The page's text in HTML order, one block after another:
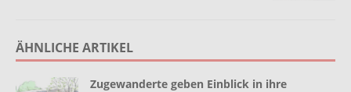
ÄHNLICHE ARTIKEL
Zugewanderte geben Einblick in ihre